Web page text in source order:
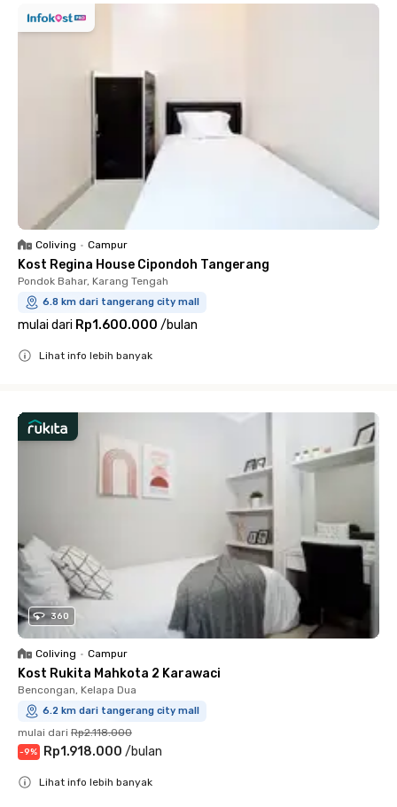
Coliving • Campur
Kost Regina House Cipondoh Tangerang
Pondok Bahar, Karang Tengah
6.8 km dari tangerang city mall
mulai dari Rp1.600.000 /bulan
Lihat info lebih banyak
360
Coliving • Campur
Kost Rukita Mahkota 2 Karawaci
Bencongan, Kelapa Dua
6.2 km dari tangerang city mall
mulai dari Rp2.118.000
-9% Rp1.918.000 /bulan
Lihat info lebih banyak